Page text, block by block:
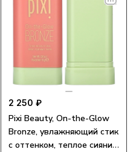
2 250 ₽
Pixi Beauty, On-the-Glow
Bronze, увлажняющий стик
с оттенком, теплое сияние,